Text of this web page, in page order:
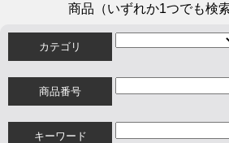
商品（いずれか1つでも検
カテゴリ
商品番号
キーワード